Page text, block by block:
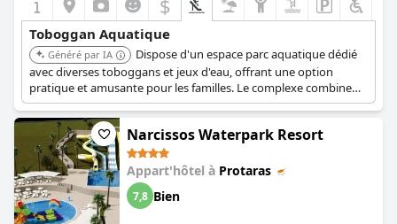
$
Toboggan Aquatique
Généré par IA
Dispose d'un espace parc aquatique dédié
avec diverses toboggans et jeux d'eau, offrant une option
pratique et amusante pour les familles. Le complexe combine
l'accès au parc aquatique avec un accès direct à la plage et une
gamme de services axés sur la famille.
Narcissos Waterpark Resort
Appart'hôtel à Protaras
7,8 Bien